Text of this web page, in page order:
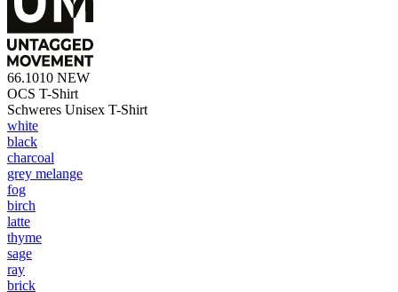
66.1010 NEW
OCS T-Shirt
Schweres Unisex T-Shirt
white
black
charcoal
grey melange
fog
birch
latte
thyme
sage
ray
brick